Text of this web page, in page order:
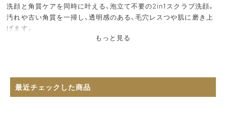
洗顔と角質ケアを同時に叶える、泡立て不要の2in1スクラブ洗顔。
汚れや古い角質を一掃し、透明感のある、毛穴レスつや肌に磨き上
げます。
ホイップのようななめらかなクリームに浮かぶのは、植物由来のホ
ミネラル豊富な死海の塩配合で肌をすこやかに整え、ジェリコロー
ズ配合で肌に潤いを与えます。ミントウォーター配合で、肌にみず
もっと見る
最近チェックした商品